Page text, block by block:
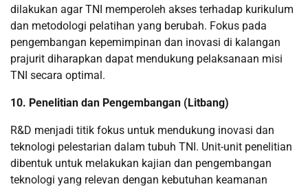
dilakukan agar TNI memperoleh akses terhadap kurikulum
dan metodologi pelatihan yang berubah. Fokus pada
pengembangan kepemimpinan dan inovasi di kalangan
prajurit diharapkan dapat mendukung pelaksanaan misi
TNI secara optimal.
10. Penelitian dan Pengembangan (Litbang)
R&D menjadi titik fokus untuk mendukung inovasi dan
teknologi pelestarian dalam tubuh TNI. Unit-unit penelitian
dibentuk untuk melakukan kajian dan pengembangan
teknologi yang relevan dengan kebutuhan keamanan